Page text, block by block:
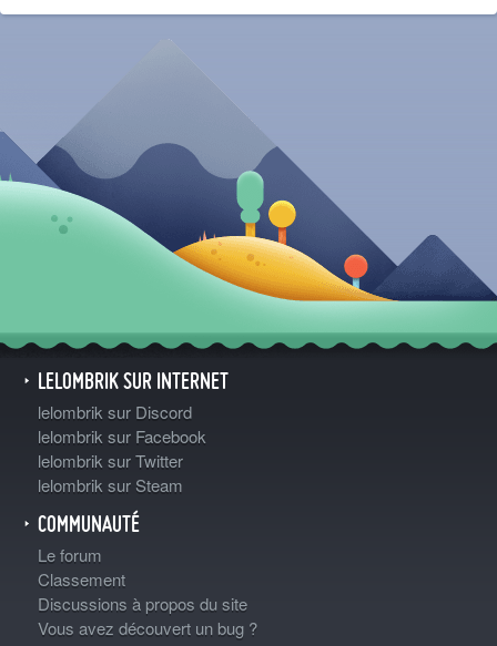
LELOMBRIK SUR INTERNET
lelombrik sur Discord
lelombrik sur Facebook
lelombrik sur Twitter
lelombrik sur Steam
COMMUNAUTÉ
Le forum
Classement
Discussions à propos du site
Vous avez découvert un bug ?